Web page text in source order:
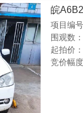
皖
项目编
围观数
起拍价：
竞价幅度